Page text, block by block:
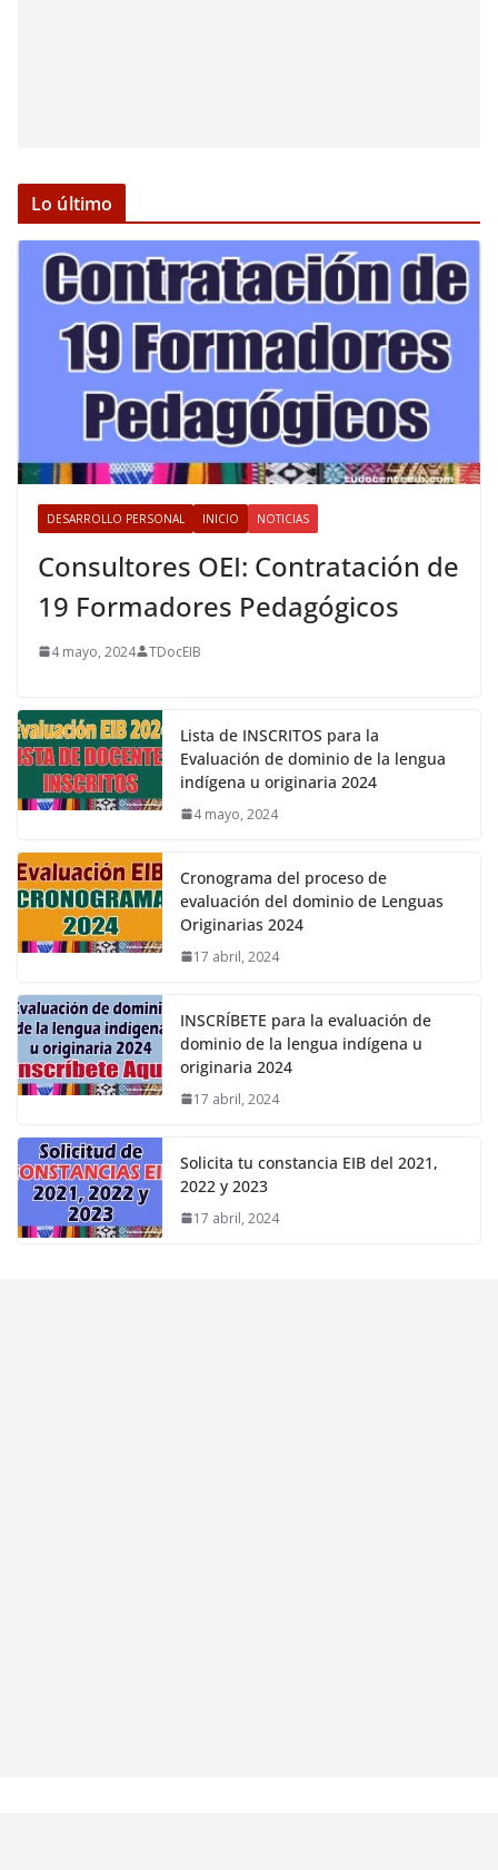
Lo último
DESARROLLO PERSONAL INICIO NOTICIAS
Consultores OEI: Contratación de
19 Formadores Pedagógicos
4 mayo, 2024 TDocEIB
Lista de INSCRITOS para la
Evaluación de dominio de la lengua
indígena u originaria 2024
4 mayo, 2024
Cronograma del proceso de
evaluación del dominio de Lenguas
Originarias 2024
17 abril, 2024
INSCRÍBETE para la evaluación de
dominio de la lengua indígena u
originaria 2024
17 abril, 2024
Solicita tu constancia EIB del 2021,
2022 y 2023
17 abril, 2024